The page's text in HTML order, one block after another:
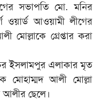
সভাপতি মো. মনির
আওয়ামী লীগের
মোল্লাকে গ্রেপ্তার করা
ইসলামপুর এলাকার মৃত
মোহাম্মদ আলী মোল্লা
ছেলে।